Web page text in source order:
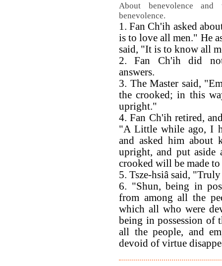
About benevolence and
benevolence.
1. Fan Ch'ih asked
is to love all men." He
said, "It is to know all
2. Fan Ch'ih did not
answers.
3. The Master said,
the crooked; in this
upright."
4. Fan Ch'ih retired,
"A Little while ago, I
and asked him about
upright, and put aside
crooked will be made
5. Tsze-hsiâ said,
6. "Shun, being in
from among all the
which all who were
being in possession of
all the people, and
devoid of virtue